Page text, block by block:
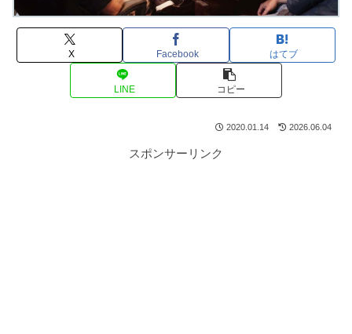
X Facebook はてブ
LINE コピー
2020.01.14 2026.06.04
スポンサーリンク